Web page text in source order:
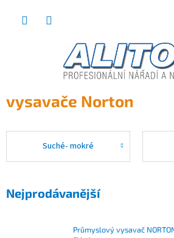
vysavače Norton
Suché- mokré
Nejprodávanější
Průmyslový vysavač